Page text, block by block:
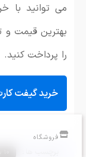
فروشگاه
می توانید با
بهترین قیمت و
را پرداخت کنید.
خرید گیفت